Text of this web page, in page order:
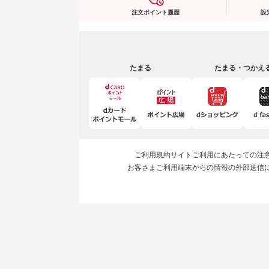
注文ポイント履歴 設
たまる たまる・つかえ
ご利用規約サイトご利用にあたっての注
お客さまご利用端末からの情報の外部送信